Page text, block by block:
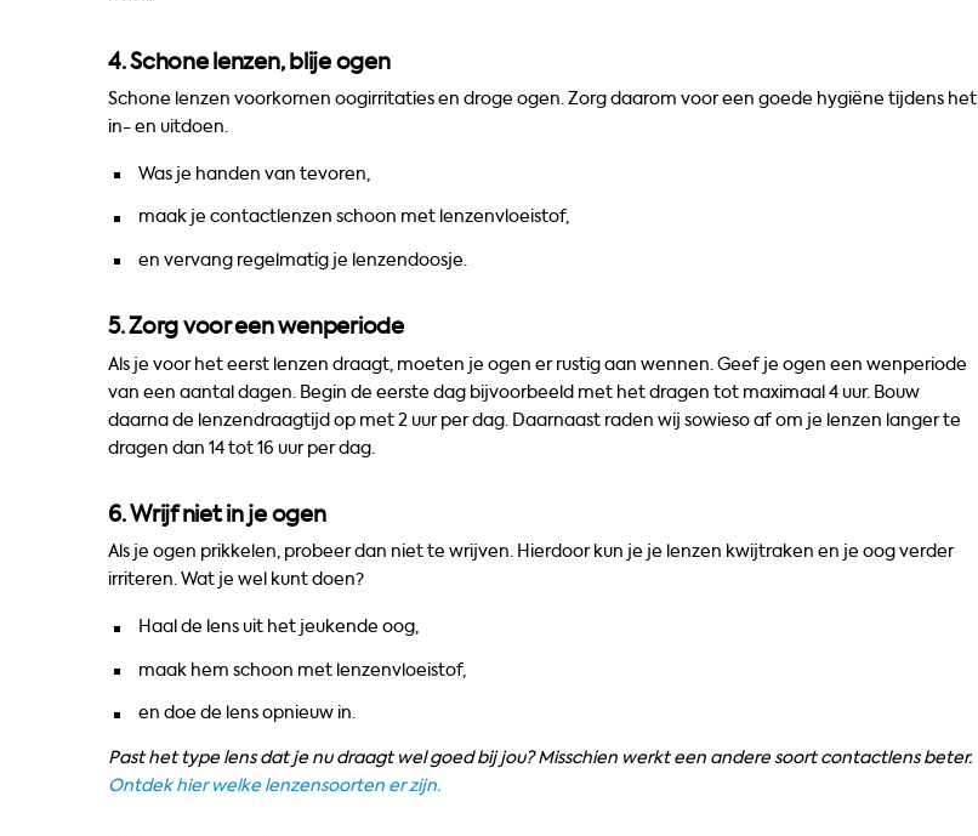
4. Schone lenzen, blije ogen
Schone lenzen voorkomen oogirritaties en droge ogen. Zorg daarom voor een goede hygiëne tijdens het
in- en uitdoen.
Was je handen van tevoren,
maak je contactlenzen schoon met lenzenvloeistof,
en vervang regelmatig je lenzendoosje.
5. Zorg voor een wenperiode
Als je voor het eerst lenzen draagt, moeten je ogen er rustig aan wennen. Geef je ogen een wenperiode
van een aantal dagen. Begin de eerste dag bijvoorbeeld met het dragen tot maximaal 4 uur. Bouw
daarna de lenzendraagtijd op met 2 uur per dag. Daarnaast raden wij sowieso af om je lenzen langer te
dragen dan 14 tot 16 uur per dag.
6. Wrijf niet in je ogen
Als je ogen prikkelen, probeer dan niet te wrijven. Hierdoor kun je je lenzen kwijtraken en je oog verder
irriteren. Wat je wel kunt doen?
Haal de lens uit het jeukende oog,
maak hem schoon met lenzenvloeistof,
en doe de lens opnieuw in.
Past het type lens dat je nu draagt wel goed bij jou? Misschien werkt een andere soort contactlens beter.
Ontdek hier welke lenzensoorten er zijn.